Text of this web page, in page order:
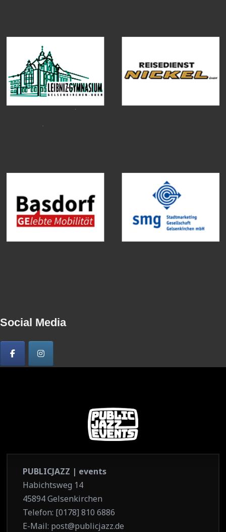
Social Media
PUBLICJAZZ | events
Habichtsweg 14
45894 Gelsenkirchen
Telefon: [0178] 810 6886
E-Mail: post@publicjazz.de